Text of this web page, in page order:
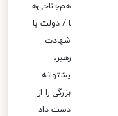
هم‌جناحی‌ه
ا / دولت با
شهادت
رهبر،
پشتوانه
بزرگی را از
دست داد